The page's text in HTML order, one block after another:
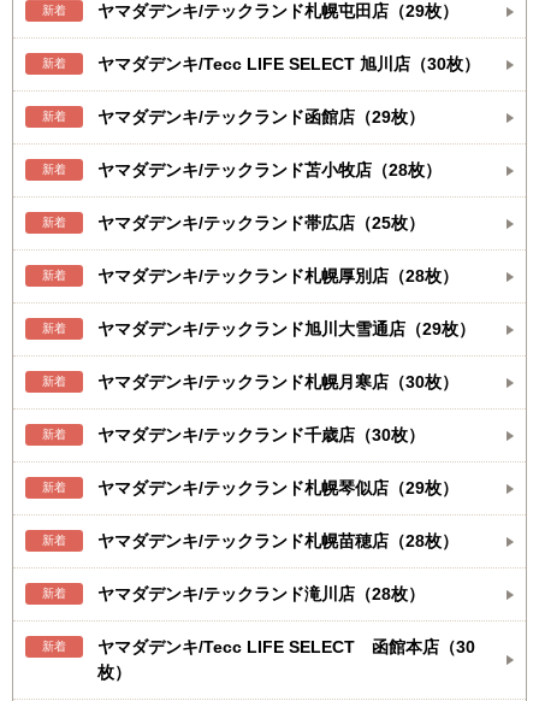
新着 ヤマダデンキ/テックランド札幌屯田店（29枚）
新着 ヤマダデンキ/Tecc LIFE SELECT 旭川店（30枚）
新着 ヤマダデンキ/テックランド函館店（29枚）
新着 ヤマダデンキ/テックランド苫小牧店（28枚）
新着 ヤマダデンキ/テックランド帯広店（25枚）
新着 ヤマダデンキ/テックランド札幌厚別店（28枚）
新着 ヤマダデンキ/テックランド旭川大雪通店（29枚）
新着 ヤマダデンキ/テックランド札幌月寒店（30枚）
新着 ヤマダデンキ/テックランド千歳店（30枚）
新着 ヤマダデンキ/テックランド札幌琴似店（29枚）
新着 ヤマダデンキ/テックランド札幌苗穂店（28枚）
新着 ヤマダデンキ/テックランド滝川店（28枚）
新着
ヤマダデンキ/Tecc LIFE SELECT 函館本店（30
枚）